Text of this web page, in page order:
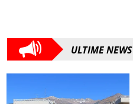
ULTIME NEWS